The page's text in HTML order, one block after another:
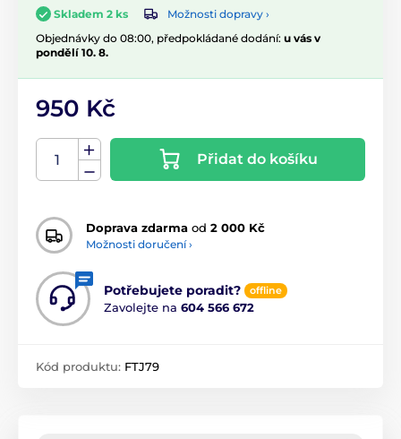
Skladem 2 ks
Možnosti dopravy ›
Objednávky do 08:00, předpokládané dodání: u vás v
pondělí 10. 8.
950 Kč
Přidat do košíku
Doprava zdarma od 2 000 Kč
Možnosti doručení ›
Potřebujete poradit? offline
Zavolejte na 604 566 672
Kód produktu: FTJ79